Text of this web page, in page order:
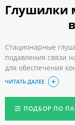
Глушилки
Стационарные
подавления связи
для обеспечения
невозможности
на экзаменах и
Устройства могут
современных
Купить
ЧИТАТЬ ДАЛЕЕ
ПОДБОР ПО